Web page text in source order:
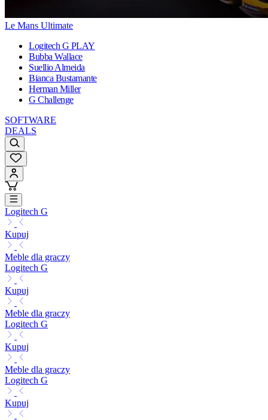
Le Mans Ultimate
Logitech G PLAY
Bubba Wallace
Suellio Almeida
Bianca Bustamante
Herman Miller
G Challenge
SOFTWARE
DEALS
Logitech G
Kupuj
Meble dla graczy
Logitech G
Kupuj
Meble dla graczy
Logitech G
Kupuj
Meble dla graczy
Logitech G
Kupuj